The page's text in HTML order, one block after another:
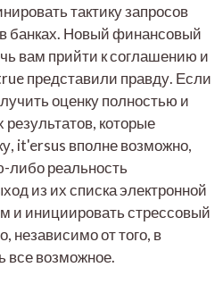
тактику запросов
банках. Новый финансовый
вам прийти к соглашению и
представили правду. Если
оценку полностью и
которые
it'ersus вполне возможно,
либо реальность
из их списка электронной
и инициировать стрессовый
независимо от того, в
все возможное.